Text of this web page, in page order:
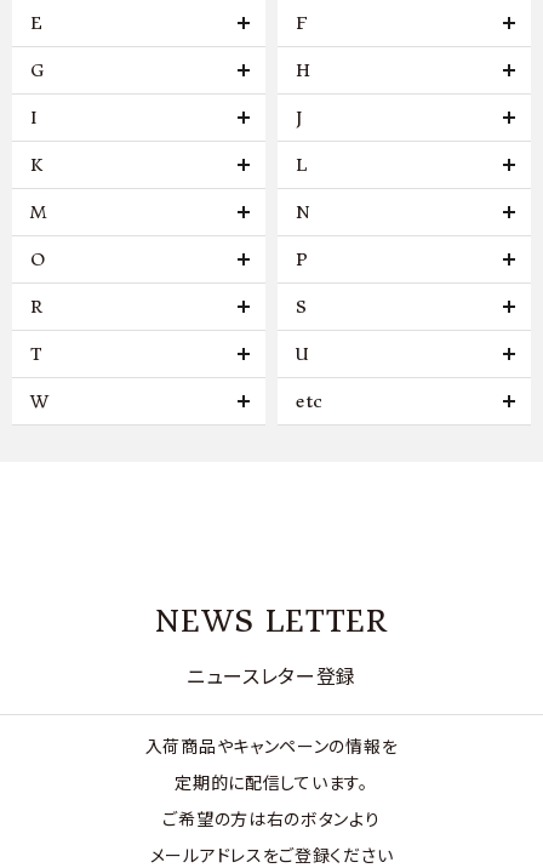
E F
G H
I J
K L
M N
O P
R S
T U
W etc
NEWS LETTER
ニュースレター登録
入荷商品やキャンペーンの情報を
定期的に配信しています。
ご希望の方は右のボタンより
メールアドレスをご登録ください